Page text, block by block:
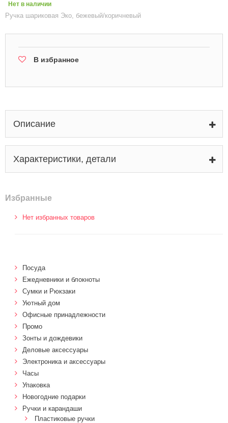
Нет в наличии
Ручка шариковая Эко, бежевый/коричневый
В избранное
Описание
Характеристики, детали
Избранные
Нет избранных товаров
Посуда
Ежедневники и блокноты
Сумки и Рюкзаки
Уютный дом
Офисные принадлежности
Промо
Зонты и дождевики
Деловые аксессуары
Электроника и аксессуары
Часы
Упаковка
Новогодние подарки
Ручки и карандаши
Пластиковые ручки